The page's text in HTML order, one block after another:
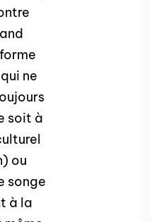
ne
soit à
ou
songe
à la